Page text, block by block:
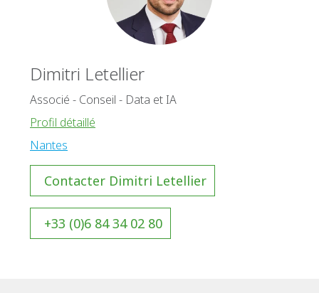
Dimitri Letellier
Associé - Conseil - Data et IA
Profil détaillé
Nantes
Contacter Dimitri Letellier
+33 (0)6 84 34 02 80